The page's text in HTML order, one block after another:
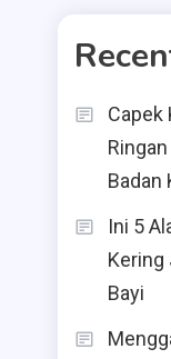
Capek
Badan
Ini 5
Kering
Bayi